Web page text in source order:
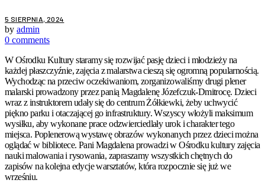
5 SIERPNIA, 2024
by admin
0 comments
W Ośrodku Kultury staramy się rozwijać pasję dzieci i młodzieży na
każdej płaszczyźnie, zajęcia z malarstwa cieszą się ogromną popularnością.
Wychodząc na przeciw oczekiwaniom, zorganizowaliśmy drugi plener
malarski prowadzony przez panią Magdalenę Józefczuk-Dmitrocę. Dzieci
wraz z instruktorem udały się do centrum Żółkiewki, żeby uchwycić
piękno parku i otaczającej go infrastruktury. Wszyscy włożyli maksimum
wysiłku, aby wykonane prace odzwierciedlały urok i charakter tego
miejsca. Poplenerową wystawę obrazów wykonanych przez dzieci można
oglądać w bibliotece. Pani Magdalena prowadzi w Ośrodku kultury zajęcia
nauki malowania i rysowania, zapraszamy wszystkich chętnych do
zapisów na kolejna edycje warsztatów, która rozpocznie się już we
wrześniu.